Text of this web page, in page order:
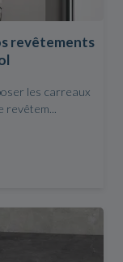
revêtements
les carreaux